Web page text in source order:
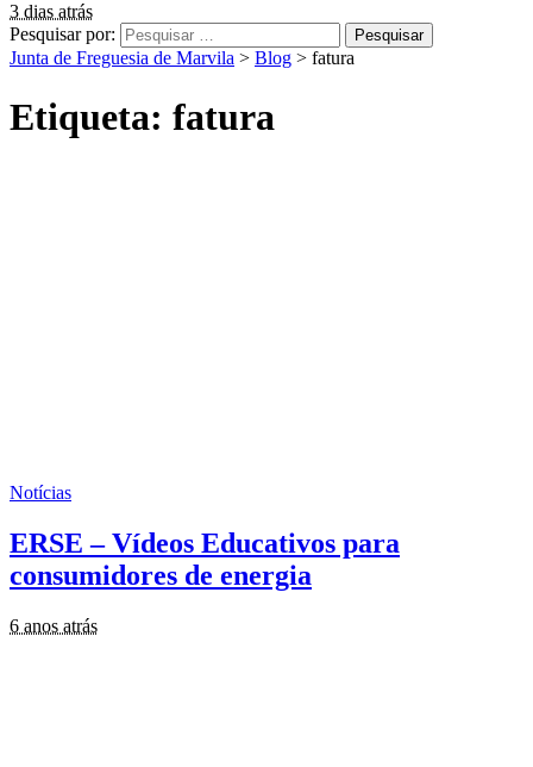
3 dias atrás
Pesquisar por:
Junta de Freguesia de Marvila > Blog > fatura
Etiqueta: fatura
Notícias
ERSE – Vídeos Educativos para
consumidores de energia
6 anos atrás